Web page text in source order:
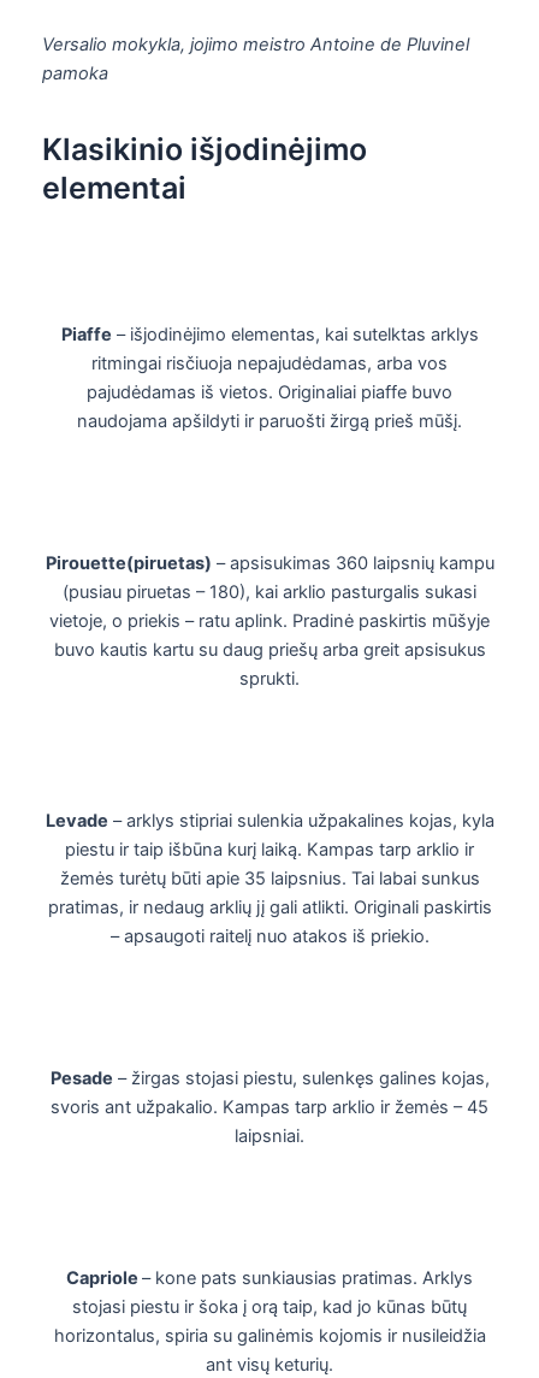
Versalio mokykla, jojimo meistro Antoine de Pluvinel
pamoka
Klasikinio išjodinėjimo
elementai
Piaffe – išjodinėjimo elementas, kai sutelktas arklys
ritmingai risčiuoja nepajudėdamas, arba vos
pajudėdamas iš vietos. Originaliai piaffe buvo
naudojama apšildyti ir paruošti žirgą prieš mūšį.
Pirouette(piruetas) – apsisukimas 360 laipsnių kampu
(pusiau piruetas – 180), kai arklio pasturgalis sukasi
vietoje, o priekis – ratu aplink. Pradinė paskirtis mūšyje
buvo kautis kartu su daug priešų arba greit apsisukus
sprukti.
Levade – arklys stipriai sulenkia užpakalines kojas, kyla
piestu ir taip išbūna kurį laiką. Kampas tarp arklio ir
žemės turėtų būti apie 35 laipsnius. Tai labai sunkus
pratimas, ir nedaug arklių jį gali atlikti. Originali paskirtis
– apsaugoti raitelį nuo atakos iš priekio.
Pesade – žirgas stojasi piestu, sulenkęs galines kojas,
svoris ant užpakalio. Kampas tarp arklio ir žemės – 45
laipsniai.
Capriole – kone pats sunkiausias pratimas. Arklys
stojasi piestu ir šoka į orą taip, kad jo kūnas būtų
horizontalus, spiria su galinėmis kojomis ir nusileidžia
ant visų keturių.